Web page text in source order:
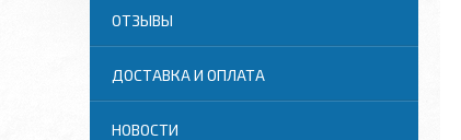
ОТЗЫВЫ
ДОСТАВКА И ОПЛАТА
НОВОСТИ